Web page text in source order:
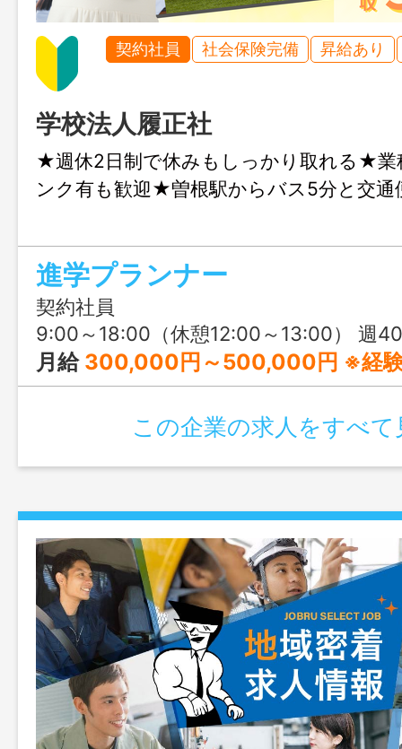
契約社員 社会保険完備 昇給あり
学校法人履正社
★週休2日制で休みもしっかり取れる★業
ンク有も歓迎★曽根駅からバス5分と交
進学プランナー
契約社員
9:00～18:00（休憩12:00～13:00） 週40時間の1ヵ
月給 300,000円～500,000円 ※経験を考慮し、面
この企業の求人をすべて